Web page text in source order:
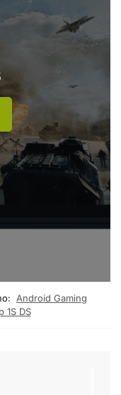
Android Gaming
1S DS